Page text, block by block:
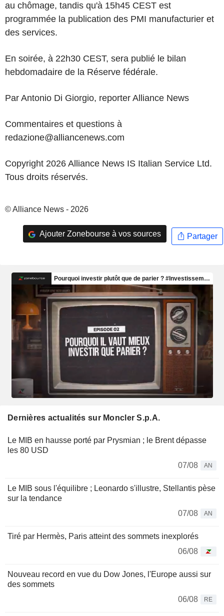
au chômage, tandis qu'à 15h45 CEST est
programmée la publication des PMI manufacturier et
des services.
En soirée, à 22h30 CEST, sera publié le bilan
hebdomadaire de la Réserve fédérale.
Par Antonio Di Giorgio, reporter Alliance News
Commentaires et questions à
redazione@alliancenews.com
Copyright 2026 Alliance News IS Italian Service Ltd.
Tous droits réservés.
© Alliance News - 2026
Ajouter Zonebourse à vos sources Partager
Dernières actualités sur Moncler S.p.A.
Le MIB en hausse porté par Prysmian ; le Brent dépasse
les 80 USD
07/08
AN
Le MIB sous l'équilibre ; Leonardo s'illustre, Stellantis pèse
sur la tendance
07/08
AN
Tiré par Hermès, Paris atteint des sommets inexplorés
06/08
Nouveau record en vue du Dow Jones, l'Europe aussi sur
des sommets
06/08
RE